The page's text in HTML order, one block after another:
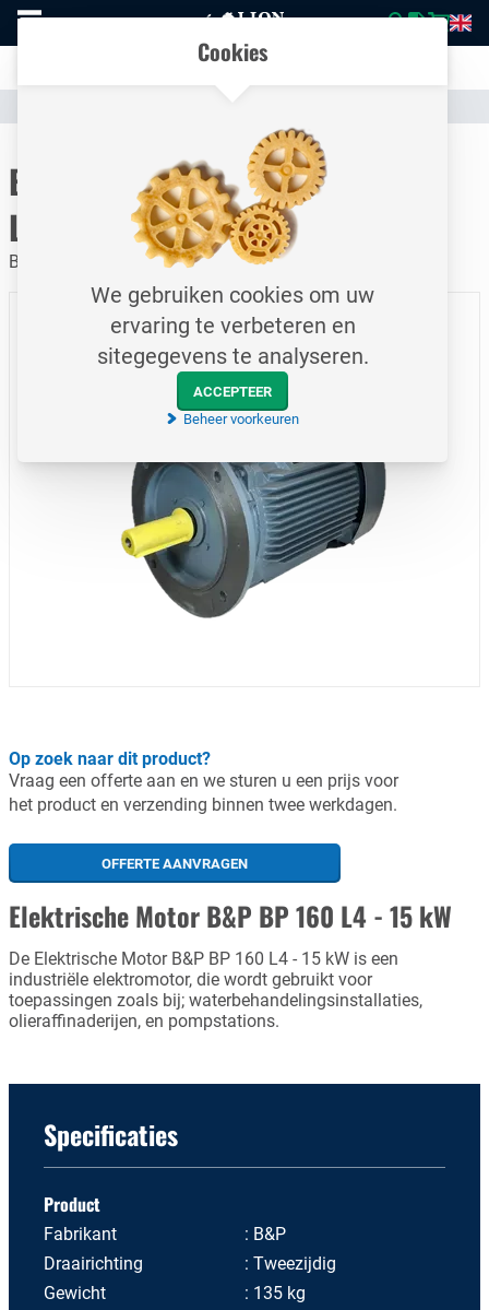
Naar
homepage
Transparante communicatie over kosten en verzendstatus
Elektrische motor B&P / BP 160
L4 / 15 kW
BP 160 L4 - 15 kW
Op zoek naar dit product?
Vraag een offerte aan en we sturen u een prijs voor
het product en verzending binnen twee werkdagen.
OFFERTE AANVRAGEN
Elektrische Motor B&P BP 160 L4 - 15 kW
De Elektrische Motor B&P BP 160 L4 - 15 kW is een
industriële elektromotor, die wordt gebruikt voor
toepassingen zoals bij; waterbehandelingsinstallaties,
olieraffinaderijen, en pompstations.
Specificaties
Product
Fabrikant
B&P
Draairichting
Tweezijdig
Gewicht
135 kg
Cookies
We gebruiken cookies om uw
ervaring te verbeteren en
sitegegevens te analyseren.
ACCEPTEER
Beheer voorkeuren